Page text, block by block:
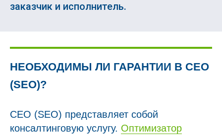
заказчик и исполнитель.
НЕОБХОДИМЫ ЛИ ГАРАНТИИ В СЕО
(SEO)?
СЕО (SEO) представляет собой
консалтинговую услугу. Оптимизатор